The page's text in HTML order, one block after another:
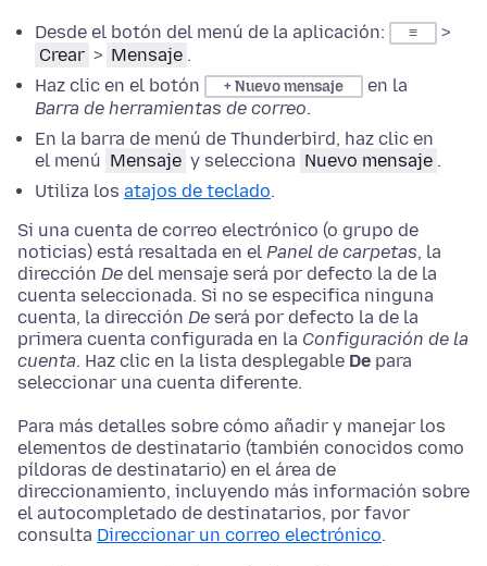
Desde el botón del menú de la aplicación: ≡
>
Crear > Mensaje .
Haz clic en el botón
+ Nuevo mensaje
en la
Barra de herramientas de correo.
En la barra de menú de Thunderbird, haz clic en
el menú Mensaje y selecciona Nuevo mensaje .
Utiliza los atajos de teclado.
Si una cuenta de correo electrónico (o grupo de
noticias) está resaltada en el Panel de carpetas, la
dirección De del mensaje será por defecto la de la
cuenta seleccionada. Si no se especifica ninguna
cuenta, la dirección De será por defecto la de la
primera cuenta configurada en la Configuración de la
cuenta. Haz clic en la lista desplegable De para
seleccionar una cuenta diferente.
Para más detalles sobre cómo añadir y manejar los
elementos de destinatario (también conocidos como
píldoras de destinatario) en el área de
direccionamiento, incluyendo más información sobre
el autocompletado de destinatarios, por favor
consulta Direccionar un correo electrónico.